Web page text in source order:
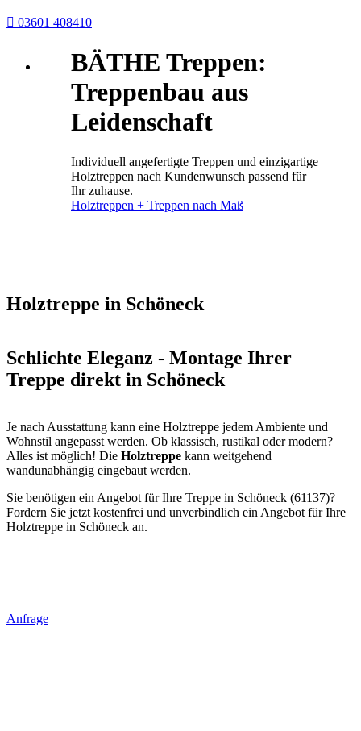
 03601 408410
BÄTHE Treppen:
Treppenbau aus
Leidenschaft
Individuell angefertigte Treppen und einzigartige
Holztreppen nach Kundenwunsch passend für
Ihr zuhause.
Holztreppen + Treppen nach Maß
Holztreppe in Schöneck
Schlichte Eleganz - Montage Ihrer
Treppe direkt in Schöneck
Je nach Ausstattung kann eine Holztreppe jedem Ambiente und
Wohnstil angepasst werden. Ob klassisch, rustikal oder modern?
Alles ist möglich! Die Holztreppe kann weitgehend
wandunabhängig eingebaut werden.
Sie benötigen ein Angebot für Ihre Treppe in Schöneck (61137)?
Fordern Sie jetzt kostenfrei und unverbindlich ein Angebot für Ihre
Holztreppe in Schöneck an.
Anfrage